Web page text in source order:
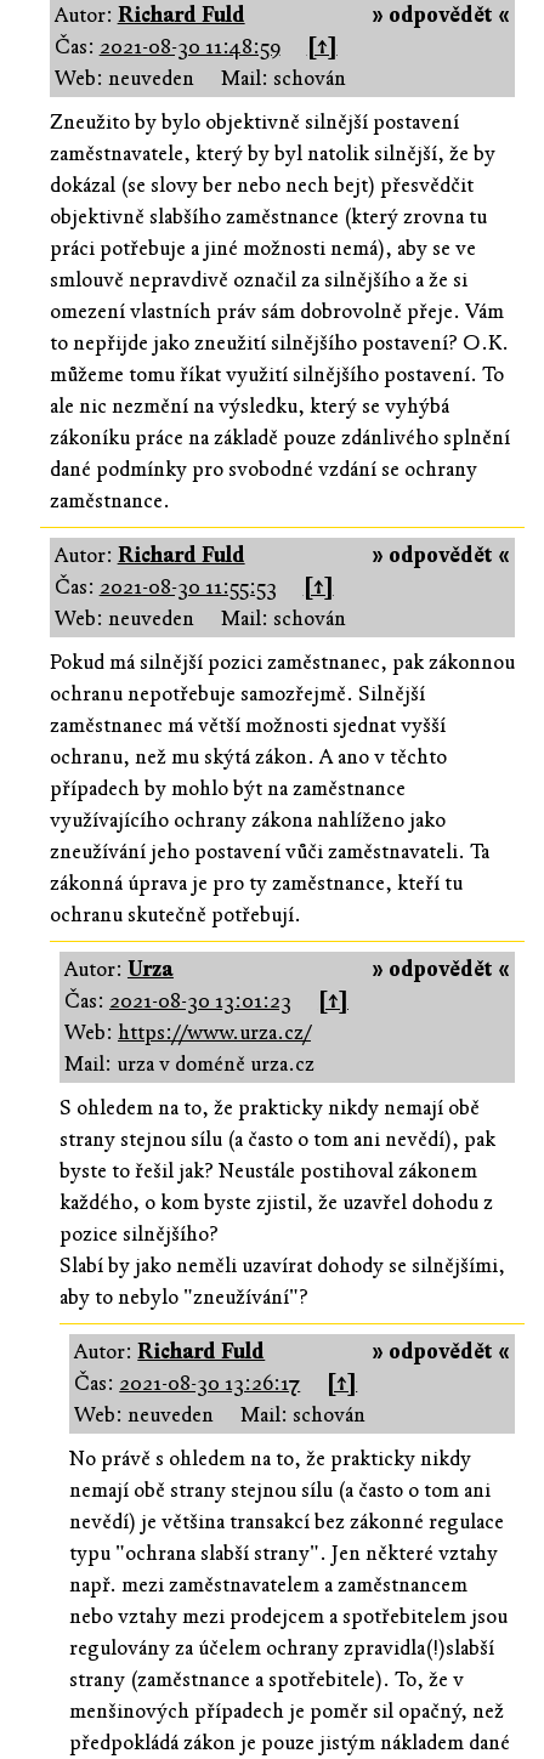
» odpovědět «
Autor: Richard Fuld
Čas: 2021-08-30 11:48:59
[↑]
Web: neuveden
Mail: schován
Zneužito by bylo objektivně silnější postavení
zaměstnavatele, který by byl natolik silnější, že by
dokázal (se slovy ber nebo nech bejt) přesvědčit
objektivně slabšího zaměstnance (který zrovna tu
práci potřebuje a jiné možnosti nemá), aby se ve
smlouvě nepravdivě označil za silnějšího a že si
omezení vlastních práv sám dobrovolně přeje. Vám
to nepřijde jako zneužití silnějšího postavení? O.K.
můžeme tomu říkat využití silnějšího postavení. To
ale nic nezmění na výsledku, který se vyhýbá
zákoníku práce na základě pouze zdánlivého splnění
dané podmínky pro svobodné vzdání se ochrany
zaměstnance.
» odpovědět «
Autor: Richard Fuld
Čas: 2021-08-30 11:55:53
[↑]
Web: neuveden
Mail: schován
Pokud má silnější pozici zaměstnanec, pak zákonnou
ochranu nepotřebuje samozřejmě. Silnější
zaměstnanec má větší možnosti sjednat vyšší
ochranu, než mu skýtá zákon. A ano v těchto
případech by mohlo být na zaměstnance
využívajícího ochrany zákona nahlíženo jako
zneužívání jeho postavení vůči zaměstnavateli. Ta
zákonná úprava je pro ty zaměstnance, kteří tu
ochranu skutečně potřebují.
» odpovědět «
Autor: Urza
Čas: 2021-08-30 13:01:23
[↑]
Web: https://www.urza.cz/
Mail: urza v doméně urza.cz
S ohledem na to, že prakticky nikdy nemají obě
strany stejnou sílu (a často o tom ani nevědí), pak
byste to řešil jak? Neustále postihoval zákonem
každého, o kom byste zjistil, že uzavřel dohodu z
pozice silnějšího?
Slabí by jako neměli uzavírat dohody se silnějšími,
aby to nebylo "zneužívání"?
» odpovědět «
Autor:Richard Fuld
Čas: 2021-08-30 13:26:17
[↑]
Web: neuveden
Mail: schován
No právě s ohledem na to, že prakticky nikdy
nemají obě strany stejnou sílu (a často o tom ani
nevědí) je většina transakcí bez zákonné regulace
typu "ochrana slabší strany". Jen některé vztahy
např. mezi zaměstnavatelem a zaměstnancem
nebo vztahy mezi prodejcem a spotřebitelem jsou
regulovány za účelem ochrany zpravidla(!)slabší
strany (zaměstnance a spotřebitele). To, že v
menšinových případech je poměr sil opačný, než
předpokládá zákon je pouze jistým nákladem dané